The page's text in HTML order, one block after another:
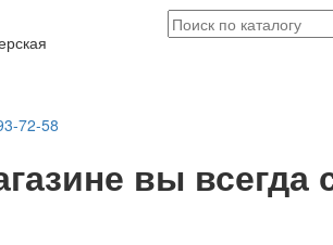
72-58
вы всегда